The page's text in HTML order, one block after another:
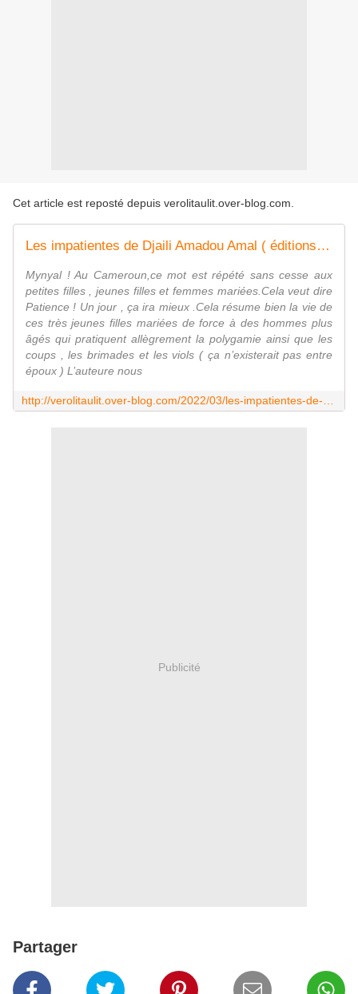
Cet article est reposté depuis verolitaulit.over-blog.com
Les impatientes de Djaili Amadou Amal ( éditions J’ai Lu )
Mynyal ! Au Cameroun,ce mot est répété sans cesse aux
petites filles , jeunes filles et femmes mariées.Cela veut dire
Patience ! Un jour , ça ira mieux .Cela résume bien la vie de
ces très jeunes filles mariées de force à des hommes plus
âgés qui pratiquent allègrement la polygamie ainsi que les
coups , les brimades et les viols ( ça n’existerait pas entre
époux ) L’auteure nous
Publicité
Partager